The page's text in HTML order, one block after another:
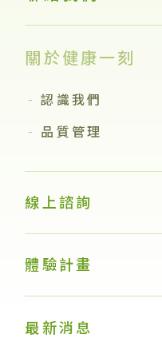
關於健康一刻
認識我們
品質管理
線上諮詢
體驗計畫
最新消息